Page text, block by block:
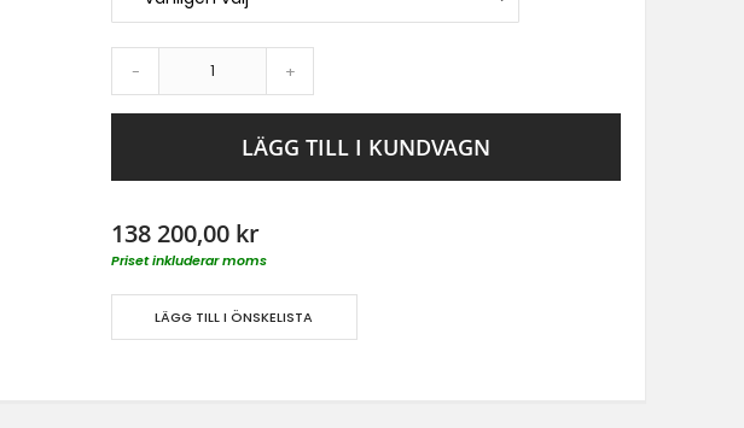
- +
LÄGG TILL I KUNDVAGN
138 200,00 kr
Priset inkluderar moms
LÄGG TILL I ÖNSKELISTA